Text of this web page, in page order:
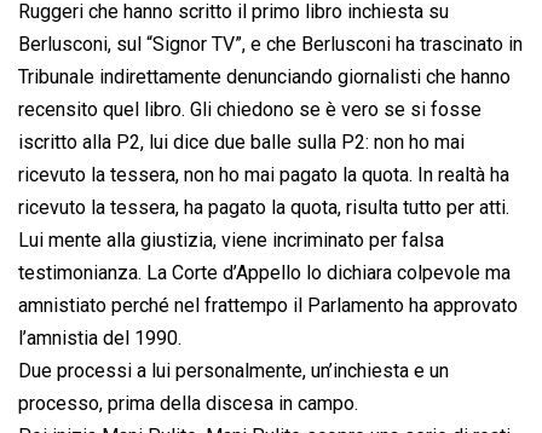
Ruggeri che hanno scritto il primo libro inchiesta su
Berlusconi, sul “Signor TV”, e che Berlusconi ha trascinato in
Tribunale indirettamente denunciando giornalisti che hanno
recensito quel libro. Gli chiedono se è vero se si fosse
iscritto alla P2, lui dice due balle sulla P2: non ho mai
ricevuto la tessera, non ho mai pagato la quota. In realtà ha
ricevuto la tessera, ha pagato la quota, risulta tutto per atti.
Lui mente alla giustizia, viene incriminato per falsa
testimonianza. La Corte d’Appello lo dichiara colpevole ma
amnistiato perché nel frattempo il Parlamento ha approvato
l’amnistia del 1990.
Due processi a lui personalmente, un’inchiesta e un
processo, prima della discesa in campo.